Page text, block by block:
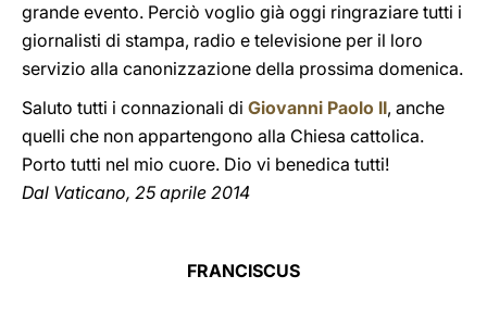
grande evento. Perciò voglio già oggi ringraziare tutti i
giornalisti di stampa, radio e televisione per il loro
servizio alla canonizzazione della prossima domenica.
Saluto tutti i connazionali di Giovanni Paolo II, anche
quelli che non appartengono alla Chiesa cattolica.
Porto tutti nel mio cuore. Dio vi benedica tutti!
Dal Vaticano, 25 aprile 2014
FRANCISCUS